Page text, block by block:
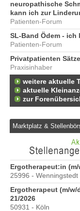
neuropathische
kann ich zur
Patienten-Forum
SL-Band Ödem -
Patienten-Forum
Privatpatienten Sätze
Praxisinhaber
weitere aktuelle
aktuelle
zur
Marktplatz &
Ergotherapeut:in
25996 - Wenningstedt
Ergotherapeut (m/
21/2026
50931 - Köln